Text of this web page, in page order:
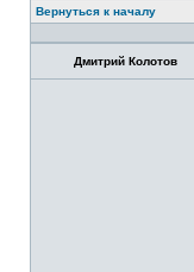
Вернуться к началу
Дмитрий Колотов